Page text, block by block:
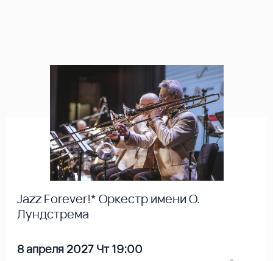
Jazz Forever!* Оркестр имени О.
Лундстрема
8 апреля 2027 Чт 19:00